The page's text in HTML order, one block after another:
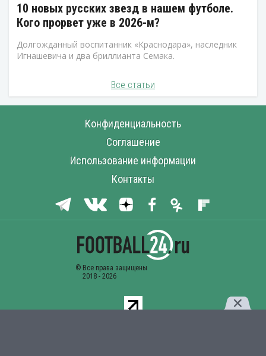
10 новых русских звезд в нашем футболе.
Кого прорвет уже в 2026-м?
Долгожданный воспитанник «Краснодара», наследник
Игнашевича и два бриллианта Семака.
Все статьи
Конфиденциальность
Соглашение
Использование информации
Контакты